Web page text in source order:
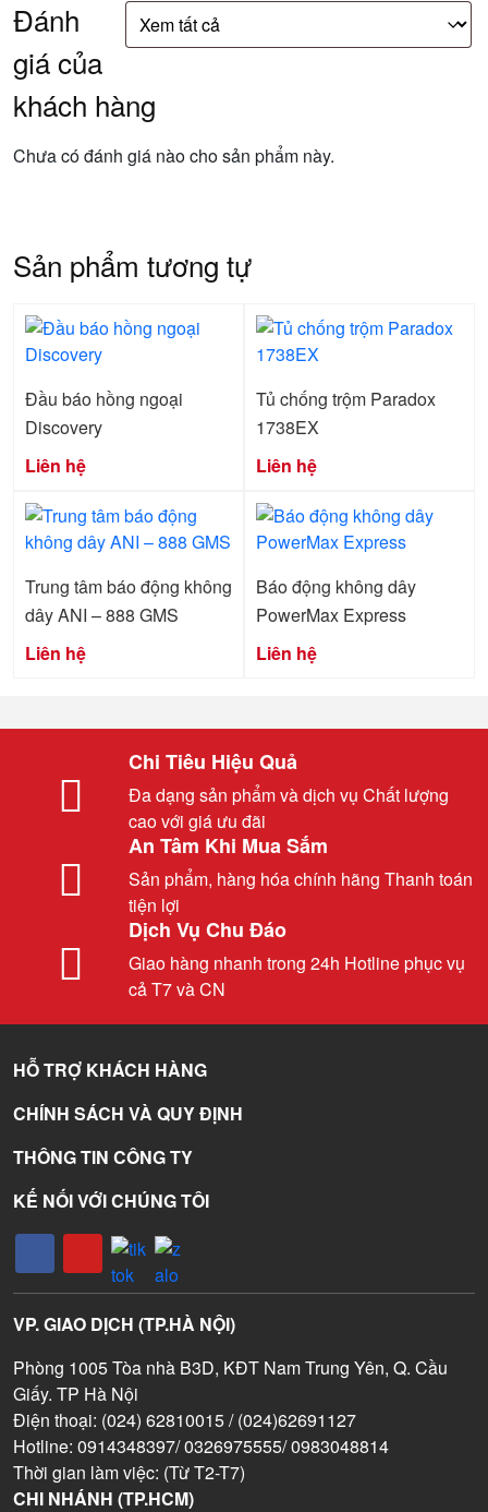
Đánh
giá của
khách hàng
Chưa có đánh giá nào cho sản phẩm này.
Sản phẩm tương tự
Đầu báo hồng ngoại
Discovery
Liên hệ
Tủ chống trộm Paradox
1738EX
Liên hệ
Trung tâm báo động không
dây ANI – 888 GMS
Liên hệ
Báo động không dây
PowerMax Express
Liên hệ
Chi Tiêu Hiệu Quả
Đa dạng sản phẩm và dịch vụ Chất lượng
cao với giá ưu đãi
An Tâm Khi Mua Sắm
Sản phẩm, hàng hóa chính hãng Thanh toán
tiện lợi
Dịch Vụ Chu Đáo
Giao hàng nhanh trong 24h Hotline phục vụ
cả T7 và CN
HỖ TRỢ KHÁCH HÀNG
CHÍNH SÁCH VÀ QUY ĐỊNH
THÔNG TIN CÔNG TY
KẾ NỐI VỚI CHÚNG TÔI
VP. GIAO DỊCH (TP.HÀ NỘI)
Phòng 1005 Tòa nhà B3D, KĐT Nam Trung Yên, Q. Cầu
Giấy. TP Hà Nội
Điện thoại: (024) 62810015 / (024)62691127
Hotline: 0914348397/ 0326975555/ 0983048814
Thời gian làm việc: (Từ T2-T7)
CHI NHÁNH (TP.HCM)